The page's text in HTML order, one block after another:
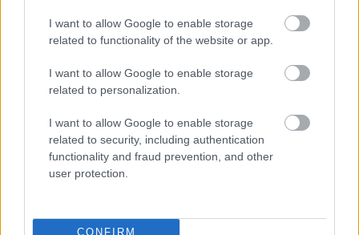
I want to allow Google to enable storage
related to functionality of the website or app.
I want to allow Google to enable storage
related to personalization.
I want to allow Google to enable storage
related to security, including authentication
functionality and fraud prevention, and other
user protection.
CONFIRM
Mercado de fichajes: Mateu Morey, Abel Bretones y Tomas
6. julio 2024 PorJesus Gallo|